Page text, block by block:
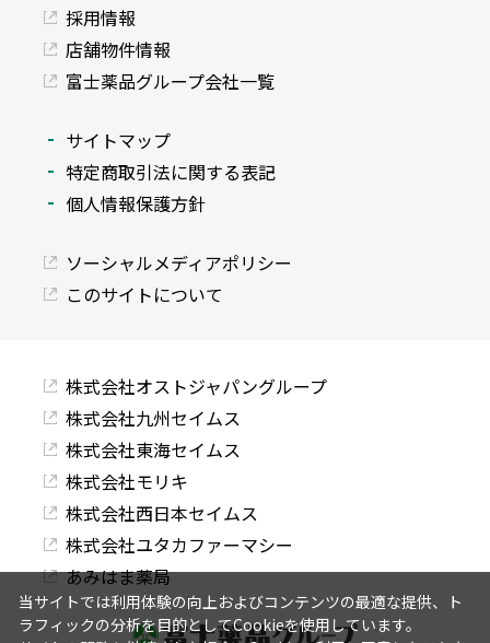
採用情報
店舗物件情報
富士薬品グループ会社一覧
サイトマップ
特定商取引法に関する表記
個人情報保護方針
ソーシャルメディアポリシー
このサイトについて
株式会社オストジャパングループ
株式会社九州セイムス
株式会社東海セイムス
株式会社モリキ
株式会社西日本セイムス
株式会社ユタカファーマシー
あみはま薬局
当サイトでは利用体験の向上およびコンテンツの最適な提供、ト
ラフィックの分析を目的としてCookieを使用しています。